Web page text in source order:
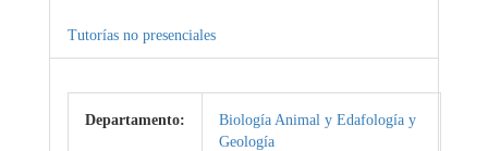
Tutorías no presenciales
Departamento:
Biología Animal y Edafología y
Geología